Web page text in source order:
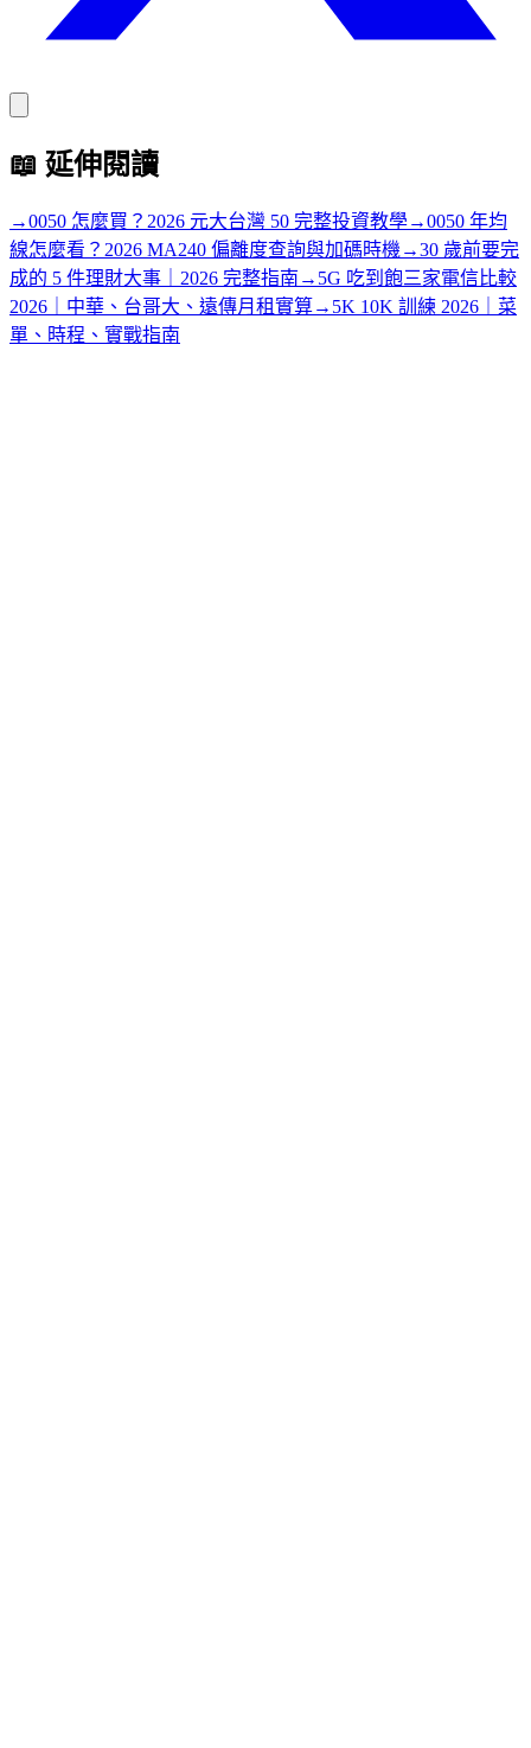
📖 延伸閱讀
→0050 怎麼買？2026 元大台灣 50 完整投資教學→0050 年均
線怎麼看？2026 MA240 偏離度查詢與加碼時機→30 歲前要完
成的 5 件理財大事｜2026 完整指南 → 5G 吃到飽三家電信比較
2026｜中華、台哥大、遠傳月租實算→ 5K 10K 訓練 2026｜菜
單、時程、實戰指南